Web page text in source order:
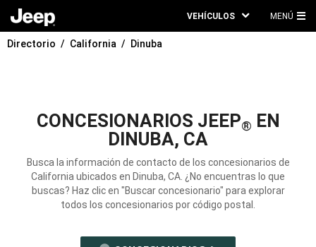
VEHÍCULOS MENÚ
Directorio California Dinuba
CONCESIONARIOS JEEP® EN
DINUBA, CA
Busca la información de contacto de los concesionarios de
California ubicados en Dinuba, CA. ¿No encuentras lo que
buscas? Haz clic en "Buscar concesionario" para explorar
todos los concesionarios por código postal.